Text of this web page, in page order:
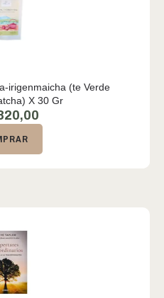
irigenmaicha (te Verde
X 30 Gr